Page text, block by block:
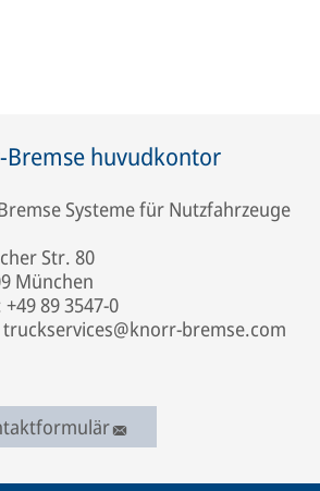
Bremse huvudkontor
Systeme für Nutzfahrzeuge
Str. 80
München
89 3547-0
truckservices@knorr-bremse.com